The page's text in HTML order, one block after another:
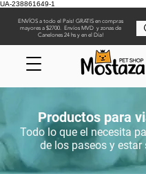
UA-238861649-1
ENVÍOS a todo el País! GRATIS en compras
mayores a $2700. Envíos MVD y zonas de
Canelones 24 hs y en el Día!
Productos para
Todo lo que el necesita
de los paseos y estar